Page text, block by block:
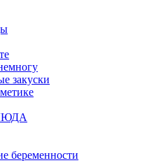
закуски
беременности